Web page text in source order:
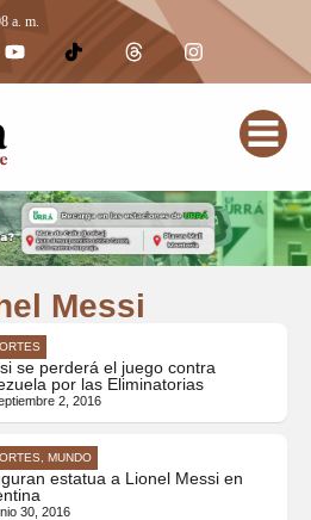
a. m.
Messi
se perderá el juego contra
por las Eliminatorias
2, 2016
MUNDO
estatua a Lionel Messi en
30, 2016